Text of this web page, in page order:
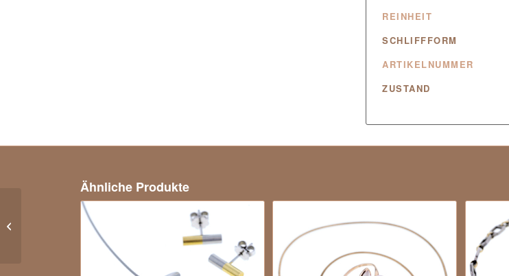
REINHEIT
SCHLIFFFORM
ARTIKELNUMMER
ZUSTAND
Ähnliche Produkte
Halbmemory Ring mit
Brillanten in 585er